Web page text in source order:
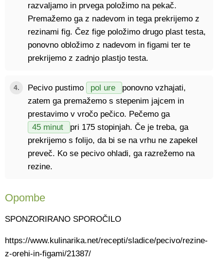
razvaljamo in prvega položimo na pekač.
Premažemo ga z nadevom in tega prekrijemo z
rezinami fig. Čez fige položimo drugo plast testa,
ponovno obložimo z nadevom in figami ter te
prekrijemo z zadnjo plastjo testa.
4. Pecivo pustimo pol ure
ponovno vzhajati,
zatem ga premažemo s stepenim jajcem in
prestavimo v vročo pečico. Pečemo ga
45 minut
pri 175 stopinjah. Če je treba, ga
prekrijemo s folijo, da bi se na vrhu ne zapekel
preveč. Ko se pecivo ohladi, ga razrežemo na
rezine.
Opombe
SPONZORIRANO SPOROČILO
https://www.kulinarika.net/recepti/sladice/pecivo/rezine-
z-orehi-in-figami/21387/